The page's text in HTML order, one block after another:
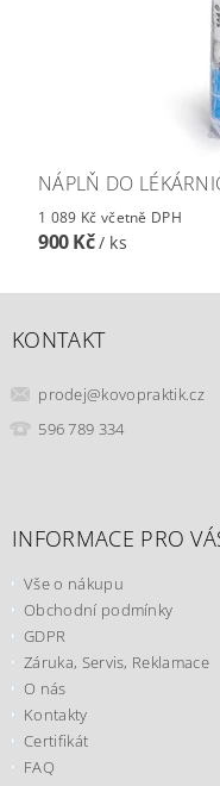
NÁPLŇ DO
1 089 Kč včetně DPH
900 Kč/ ks
KONTAKT
prodej@kovopraktik.cz
596 789 334
INFORMACE PRO
Vše o nákupu
Obchodní podmínky
GDPR
Záruka, Servis, Reklamace
O nás
Kontakty
Certifikát
FAQ